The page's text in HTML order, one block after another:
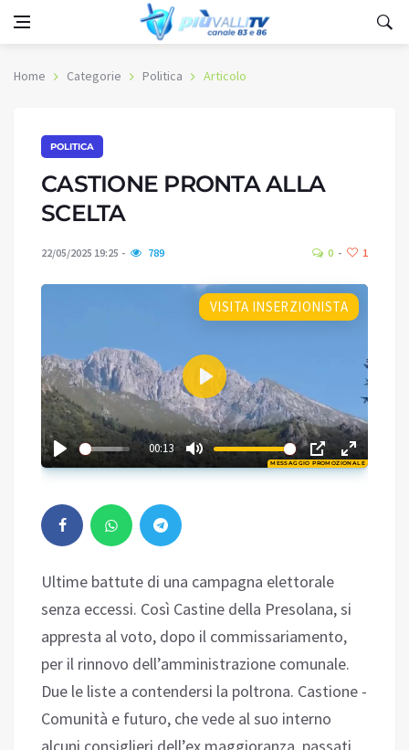
Home Categorie Politica Articolo
POLITICA
CASTIONE PRONTA ALLA
SCELTA
22/05/2025 19:25 789 0 1
MESSAGGIO PROMOZIONALE
VISITA INSERZIONISTA
00:13
Play
03:32
Ultime battute di una campagna elettorale
senza eccessi. Così Castine della Presolana, si
appresta al voto, dopo il commissariamento,
per il rinnovo dell’amministrazione comunale.
Due le liste a contendersi la poltrona. Castione -
Comunità e futuro, che vede al suo interno